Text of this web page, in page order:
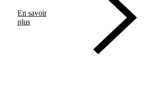
En savoir
plus